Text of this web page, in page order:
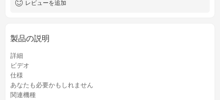
レビューを追加
製品の説明
詳細
ビデオ
仕様
あなたも必要かもしれません
関連機種